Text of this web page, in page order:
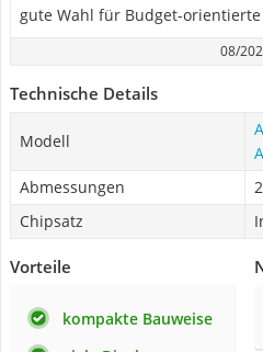
gute Wahl für Budget-
08/
Technische Details
Modell
Abmessungen
Chipsatz
Vorteile
kompakte Bauweise